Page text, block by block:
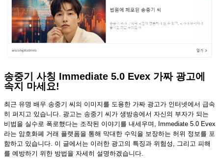
송중기 사칭 Immediate 5.0 Evex 가짜 광고에
속지 마세요!
최근 유명 배우 송중기 씨의 이미지를 도용한 가짜 광고가 인터넷에서 급속
히 퍼지고 있습니다. 광고는 송중기 씨가 생방송에서 자신의 부자가 되는
비법을 실수로 폭로했다는 조작된 이야기를 내세우며, Immediate 5.0 Evex
라는 암호화폐 거래 플랫폼을 통해 막대한 수익을 보장하는 허위 정보를 포
함하고 있습니다. 이 글에서는 이러한 광고의 특징과 위험성, 그리고 피해
를 예방하기 위한 방법을 자세히 설명하겠습니다.